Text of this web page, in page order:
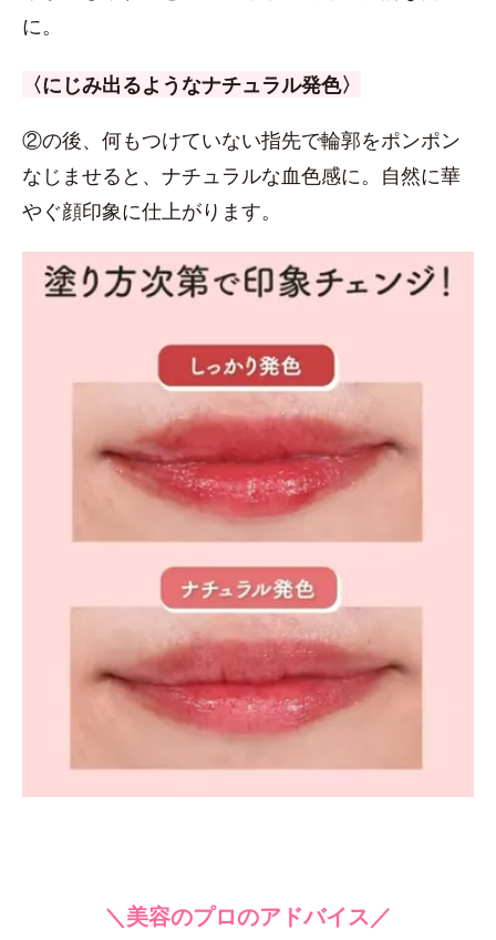
に。
〈にじみ出るようなナチュラル発色〉
②の後、何もつけていない指先で輪郭をポンポン
なじませると、ナチュラルな血色感に。自然に華
やぐ顔印象に仕上がります。
＼美容のプロのアドバイス／